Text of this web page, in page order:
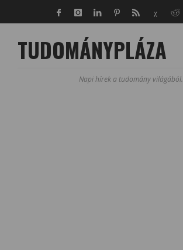
TUDOMÁNYPLÁZA
Napi hírek a tudomány világából.